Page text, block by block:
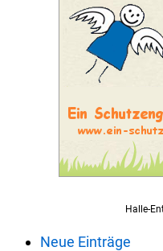
Halle-
Neue Einträge